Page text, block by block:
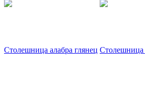
Столешница алабра глянец Столешница